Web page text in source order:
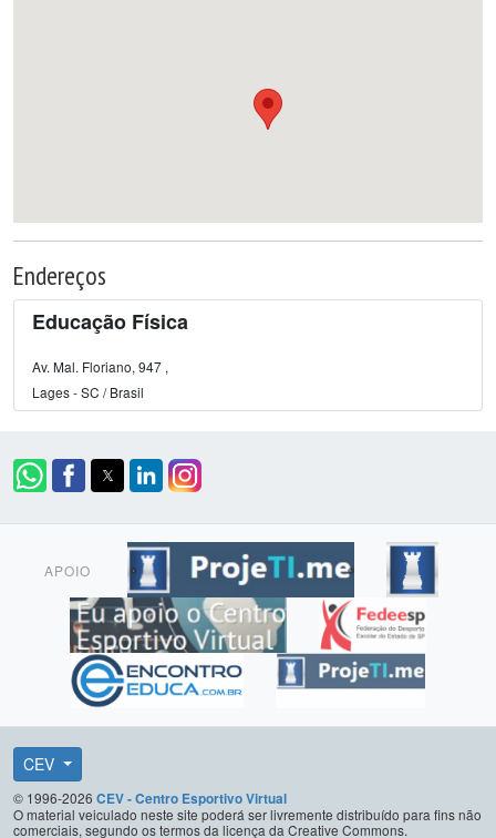
Endereços
Educação Física
Av. Mal. Floriano, 947 ,
Lages - SC / Brasil
APOIO
CEV
© 1996-2026 CEV - Centro Esportivo Virtual
O material veiculado neste site poderá ser livremente distribuído para fins não
comerciais, segundo os termos da licença da Creative Commons.